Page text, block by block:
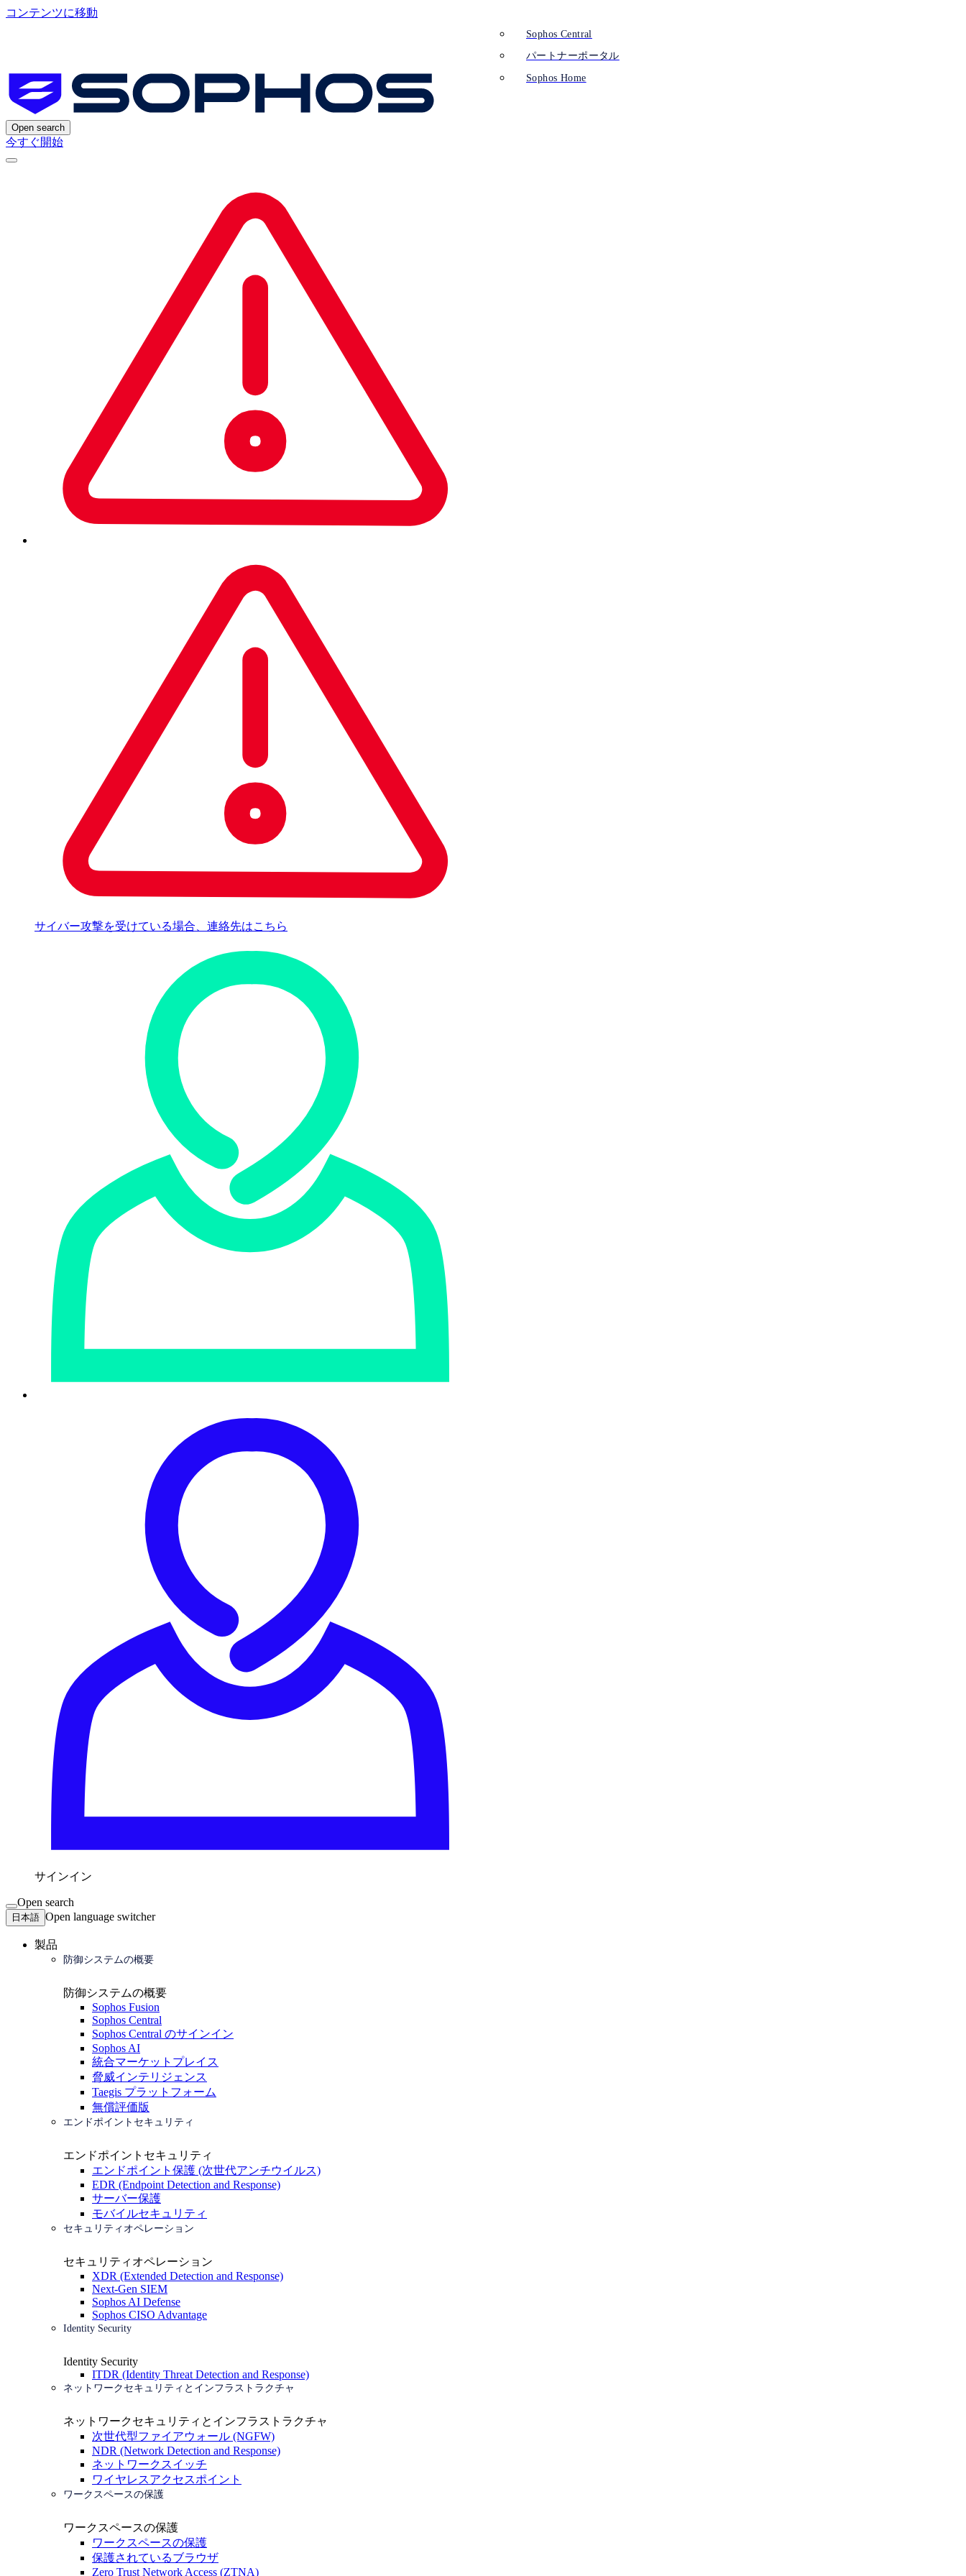
コンテンツに移動
Open search
今すぐ開始
サイバー攻撃を受けている場合、連絡先はこちら
サインイン
Sophos Central
パートナーポータル
Sophos Home
Open search
日本語 Open language switcher
製品
防御システムの概要
防御システムの概要
Sophos Fusion
Sophos Central
Sophos Central のサインイン
Sophos AI
統合マーケットプレイス
脅威インテリジェンス
Taegis プラットフォーム
無償評価版
エンドポイントセキュリティ
エンドポイントセキュリティ
エンドポイント保護 (次世代アンチウイルス)
EDR (Endpoint Detection and Response)
サーバー保護
モバイルセキュリティ
セキュリティオペレーション
セキュリティオペレーション
XDR (Extended Detection and Response)
Next-Gen SIEM
Sophos AI Defense
Sophos CISO Advantage
Identity Security
Identity Security
ITDR (Identity Threat Detection and Response)
ネットワークセキュリティとインフラストラクチャ
ネットワークセキュリティとインフラストラクチャ
次世代型ファイアウォール (NGFW)
NDR (Network Detection and Response)
ネットワークスイッチ
ワイヤレスアクセスポイント
ワークスペースの保護
ワークスペースの保護
ワークスペースの保護
保護されているブラウザ
Zero Trust Network Access (ZTNA)